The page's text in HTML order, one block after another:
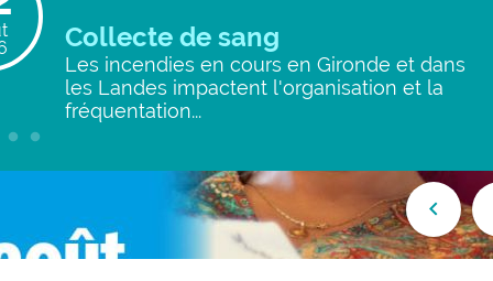
Collecte de sang
Les incendies en cours en Gironde et dans
les Landes impactent l'organisation et la
fréquentation...
keyboard_arrow_left